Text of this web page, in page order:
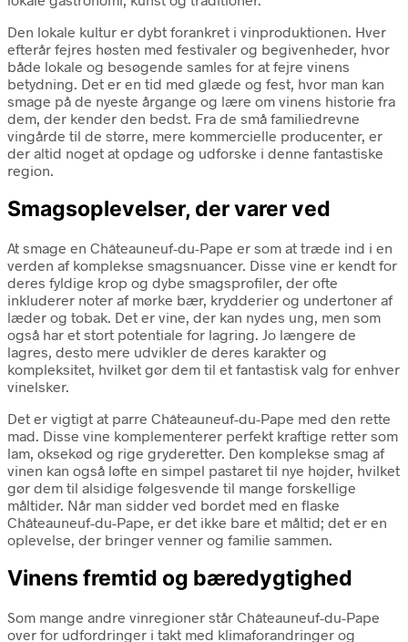
Den lokale kultur er dybt forankret i vinproduktionen. Hver
efterår fejres høsten med festivaler og begivenheder, hvor
både lokale og besøgende samles for at fejre vinens
betydning. Det er en tid med glæde og fest, hvor man kan
smage på de nyeste årgange og lære om vinens historie fra
dem, der kender den bedst. Fra de små familiedrevne
vingårde til de større, mere kommercielle producenter, er
der altid noget at opdage og udforske i denne fantastiske
region.
Smagsoplevelser, der varer ved
At smage en Châteauneuf-du-Pape er som at træde ind i en
verden af komplekse smagsnuancer. Disse vine er kendt for
deres fyldige krop og dybe smagsprofiler, der ofte
inkluderer noter af mørke bær, krydderier og undertoner af
læder og tobak. Det er vine, der kan nydes ung, men som
også har et stort potentiale for lagring. Jo længere de
lagres, desto mere udvikler de deres karakter og
kompleksitet, hvilket gør dem til et fantastisk valg for enhver
vinelsker.
Det er vigtigt at parre Châteauneuf-du-Pape med den rette
mad. Disse vine komplementerer perfekt kraftige retter som
lam, oksekød og rige gryderetter. Den komplekse smag af
vinen kan også løfte en simpel pastaret til nye højder, hvilket
gør dem til alsidige følgesvende til mange forskellige
måltider. Når man sidder ved bordet med en flaske
Châteauneuf-du-Pape, er det ikke bare et måltid; det er en
oplevelse, der bringer venner og familie sammen.
Vinens fremtid og bæredygtighed
Som mange andre vinregioner står Châteauneuf-du-Pape
over for udfordringer i takt med klimaforandringer og